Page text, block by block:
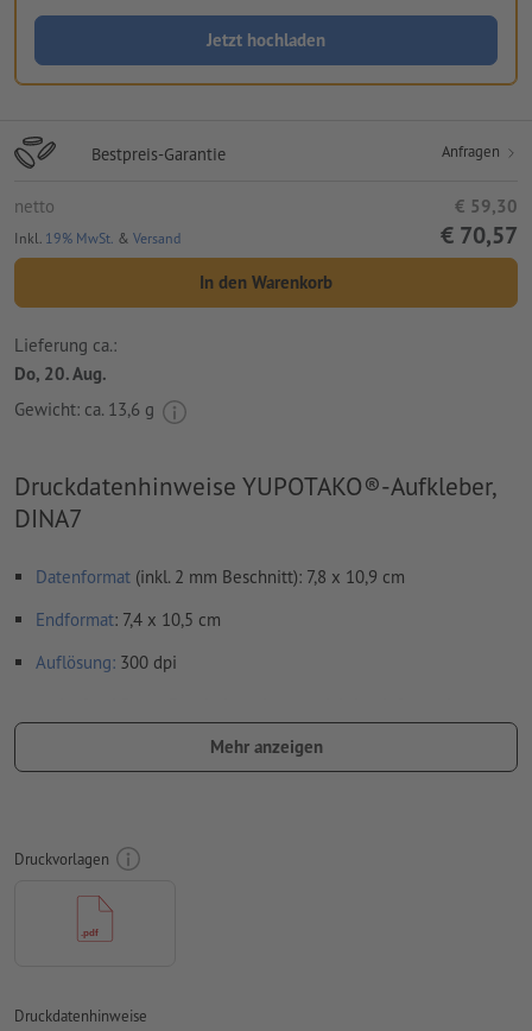
Jetzt hochladen
Bestpreis-Garantie Anfragen
netto € 59,30
Inkl. 19% MwSt. & Versand € 70,57
In den Warenkorb
Lieferung ca.:
Do, 20. Aug.
Gewicht: ca. 13,6 g
Druckdatenhinweise YUPOTAKO®-Aufkleber,
DINA7
Datenformat (inkl. 2 mm Beschnitt): 7,8 x 10,9 cm
Endformat: 7,4 x 10,5 cm
Auflösung: 300 dpi
Schriftenmüssen vollständig eingebettet oder in Kurven
Farbmodus:CMYK, FOGRA51 (PSO Coated v3) für gestrichene
Rechtschreib- und Satzfehler
Transparenzen
Mehr anzeigen
Druckvorlagen
Druckdatenhinweise